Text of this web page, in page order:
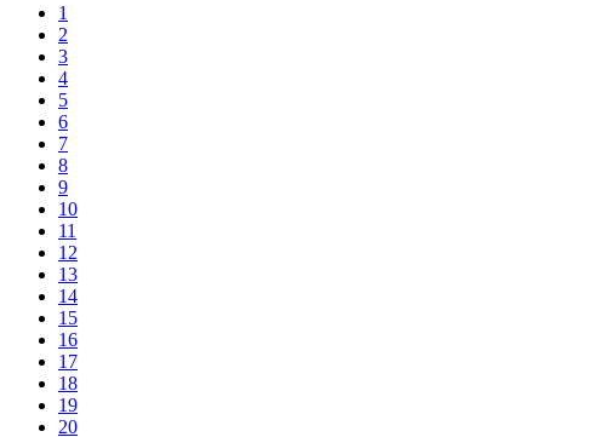
1
2
3
4
5
6
7
8
9
10
11
12
13
14
15
16
17
18
19
20